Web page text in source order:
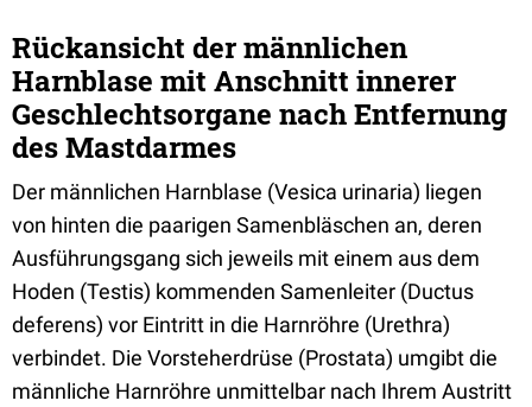
Rückansicht der männlichen
Harnblase mit Anschnitt innerer
Geschlechtsorgane nach Entfernung
des Mastdarmes
Der männlichen Harnblase (Vesica urinaria) liegen
von hinten die paarigen Samenbläschen an, deren
Ausführungsgang sich jeweils mit einem aus dem
Hoden (Testis) kommenden Samenleiter (Ductus
deferens) vor Eintritt in die Harnröhre (Urethra)
verbindet. Die Vorsteherdrüse (Prostata) umgibt die
männliche Harnröhre unmittelbar nach Ihrem Austritt